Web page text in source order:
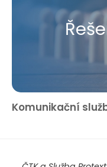
Komunikační